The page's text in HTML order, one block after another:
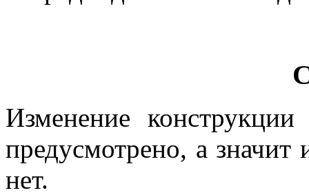
Изменение
предусмотрено, а
нет.